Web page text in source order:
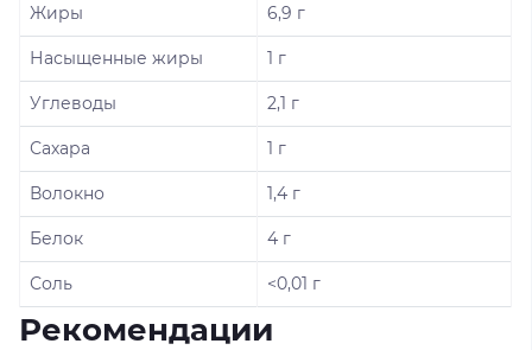
Жиры 6,9 г
Насыщенные жиры 1 г
Углеводы 2,1 г
Сахара 1 г
Волокно 1,4 г
Белок 4 г
Соль <0,01 г
Рекомендации